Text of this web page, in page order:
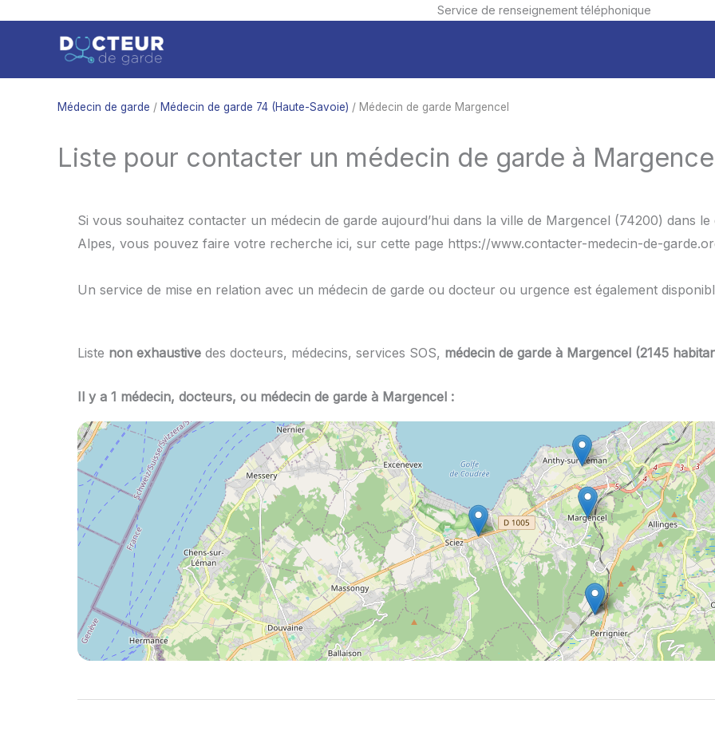
Service de renseignement téléphonique
contenu
Médecin de garde / Médecin de garde 74 (Haute-Savoie) / Médecin de garde Margencel
Liste pour contacter un médecin de garde à
Si vous souhaitez contacter un médecin de garde aujourd’hui dans la ville de Margencel (74200) dans
Alpes, vous pouvez faire votre recherche ici, sur cette page https://www.contacter-medecin-de-
Un service de mise en relation avec un médecin de garde ou docteur ou urgence est également
Liste non exhaustive des docteurs, médecins, services SOS, médecin de garde à Margencel (2145
Il y a 1 médecin, docteurs, ou médecin de garde à Margencel :